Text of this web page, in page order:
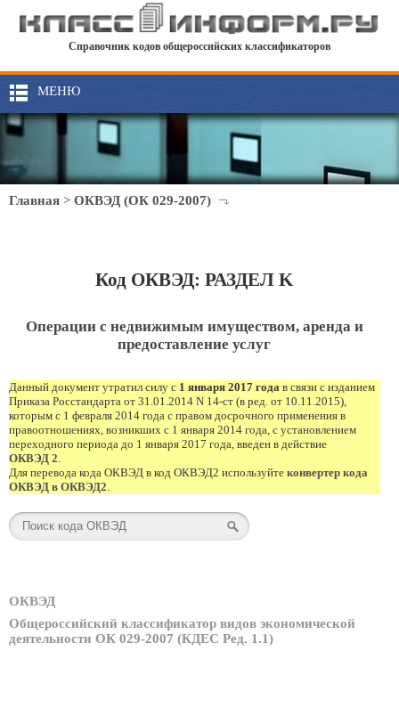
Справочник кодов общероссийских классификаторов
МЕНЮ
Главная > ОКВЭД (ОК 029-2007)
Код ОКВЭД: РАЗДЕЛ K
Операции с недвижимым имуществом, аренда и
предоставление услуг
Данный документ утратил силу с 1 января 2017 года в связи с изданием
Приказа Росстандарта от 31.01.2014 N 14-ст (в ред. от 10.11.2015),
которым с 1 февраля 2014 года с правом досрочного применения в
правоотношениях, возникших с 1 января 2014 года, с установлением
переходного периода до 1 января 2017 года, введен в действие
ОКВЭД 2.
Для перевода кода ОКВЭД в код ОКВЭД2 используйте конвертер кода
ОКВЭД в ОКВЭД2.
ОКВЭД
Общероссийский классификатор видов экономической
деятельности ОК 029-2007 (КДЕС Ред. 1.1)